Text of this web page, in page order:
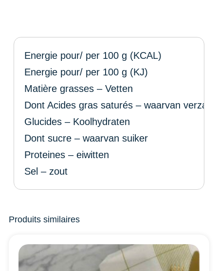
Energie pour/ per 100 g (KCAL)
Energie pour/ per 100 g (KJ)
Matière grasses – Vetten
Dont Acides gras saturés – waarvan
Glucides – Koolhydraten
Dont sucre – waarvan suiker
Proteines – eiwitten
Sel – zout
Produits similaires